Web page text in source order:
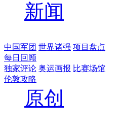
新闻
中国军团 世界诸强 项目盘点
每日回顾
独家评论 奥运画报 比赛场馆
伦敦攻略
原创